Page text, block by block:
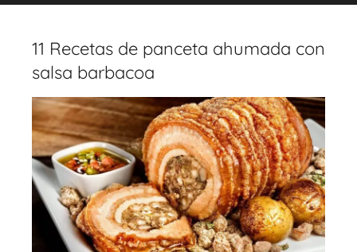
11 Recetas de panceta ahumada con
salsa barbacoa